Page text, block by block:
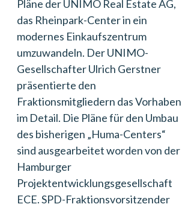
Pläne der UNIMO Real Estate AG,
das Rheinpark-Center in ein
modernes Einkaufszentrum
umzuwandeln. Der UNIMO-
Gesellschafter Ulrich Gerstner
präsentierte den
Fraktionsmitgliedern das Vorhaben
im Detail. Die Pläne für den Umbau
des bisherigen „Huma-Centers“
sind ausgearbeitet worden von der
Hamburger
Projektentwicklungsgesellschaft
ECE. SPD-Fraktionsvorsitzender